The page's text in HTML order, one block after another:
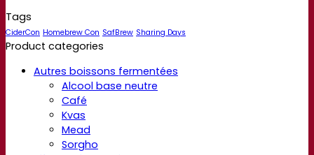
Tags
CiderCon Homebrew Con SafBrew Sharing Days
Product categories
Autres boissons fermentées
Alcool base neutre
Café
Kvas
Mead
Sorgho